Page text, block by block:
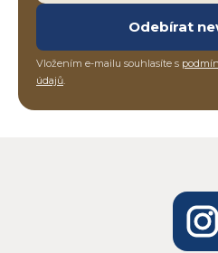
Odebírat
Vložením e-mailu souhlasíte s
údajů.